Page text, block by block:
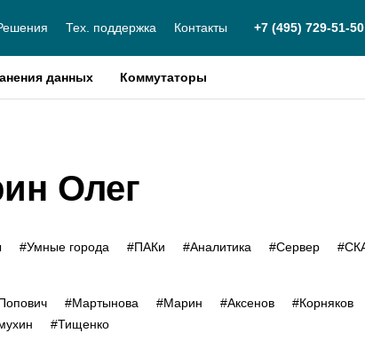
Тех. поддержка Контакты +7 (495) 729-51-50
данных Коммутаторы
Олег
#Умные города #ПАКи #Аналитика #Сервер
#Мартынова #Марин #Аксенов #Корняков
#Тищенко